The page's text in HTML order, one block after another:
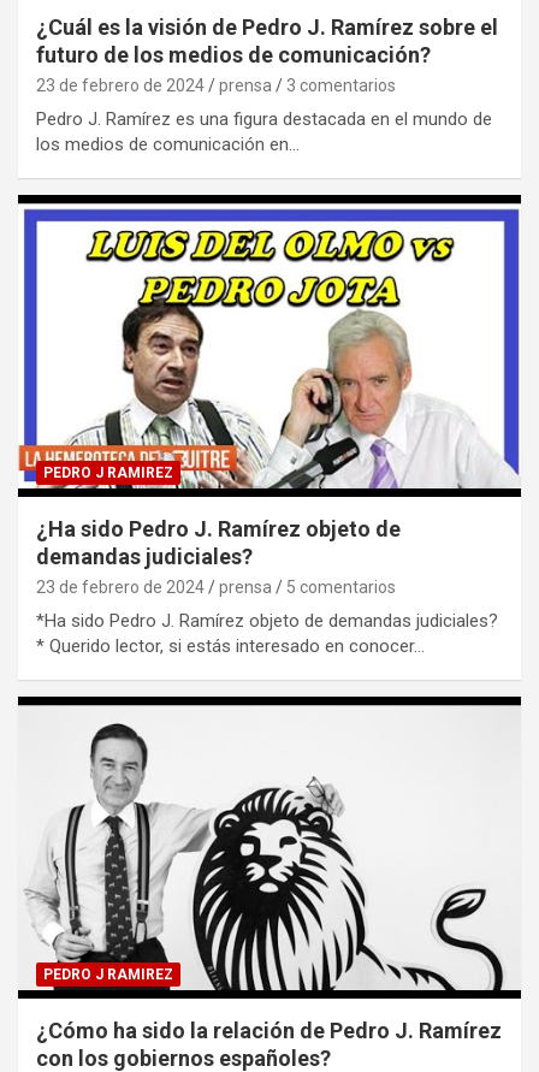
¿Cuál es la visión de Pedro J. Ramírez sobre el
futuro de los medios de comunicación?
23 de febrero de 2024 prensa 3 comentarios
Pedro J. Ramírez es una figura destacada en el mundo de
los medios de comunicación en…
PEDRO J RAMIREZ
¿Ha sido Pedro J. Ramírez objeto de
demandas judiciales?
23 de febrero de 2024 prensa 5 comentarios
*Ha sido Pedro J. Ramírez objeto de demandas judiciales?
* Querido lector, si estás interesado en conocer…
PEDRO J RAMIREZ
¿Cómo ha sido la relación de Pedro J. Ramírez
con los gobiernos españoles?